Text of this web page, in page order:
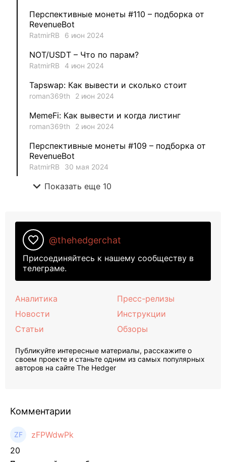
Ksenia 1
METAMINECRAFT
Kate_AAX 1
Перспективные монеты #110 – подборка от
RevenueBot
RatmirRB 6 июн 2024
NOT/USDT – Что по парам?
RatmirRB 4 июн 2024
Tapswap: Как вывести и сколько стоит
roman369th 2 июн 2024
MemeFi: Как вывести и когда листинг
roman369th 2 июн 2024
Перспективные монеты #109 – подборка от
RevenueBot
RatmirRB 30 мая 2024
expand_more Показать еще 10
favorite_border @thehedgerchat
Присоединяйтесь к нашему сообществу в
телеграме.
Аналитика
Новости
Статьи
Пресс-релизы
Инструкции
Обзоры
Публикуйте интересные материалы, расскажите о
своем проекте и станьте одним из самых популярных
авторов на сайте The Hedger
Комментарии
zFPWdwPk
20